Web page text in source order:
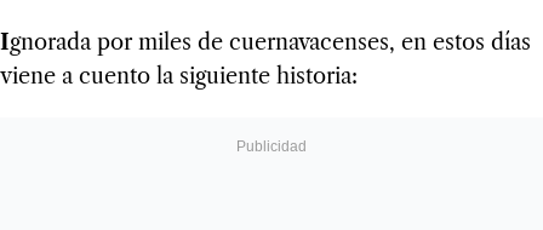
Ignorada por miles de cuernavacenses, en estos días
viene a cuento la siguiente historia: